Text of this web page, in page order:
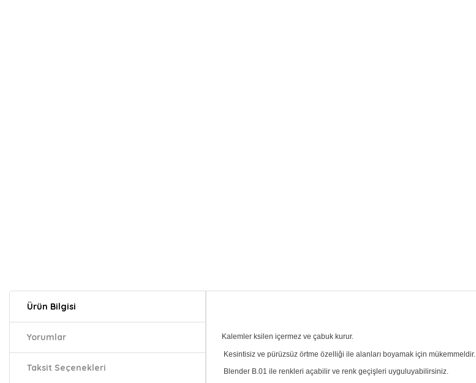
Ürün Bilgisi
Yorumlar
Taksit Seçenekleri
Kalemler ksilen içermez ve çabuk kurur.
Kesintisiz ve pürüzsüz örtme özelliği ile alanları boyamak için mükemmeldir.
Blender B.01 ile renkleri açabilir ve renk geçişleri uyguluyabilirsiniz.